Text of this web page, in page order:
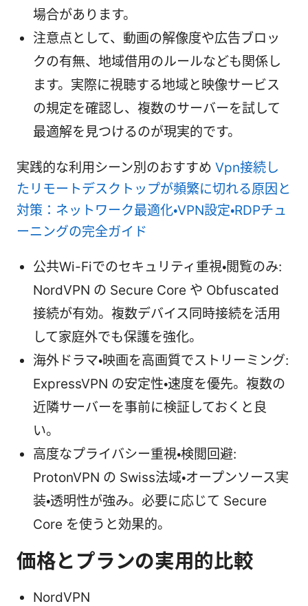
場合があります。
注意点として、動画の解像度や広告ブロッ
クの有無、地域借用のルールなども関係し
ます。実際に視聴する地域と映像サービス
の規定を確認し、複数のサーバーを試して
最適解を見つけるのが現実的です。
実践的な利用シーン別のおすすめ Vpn接続し
たリモートデスクトップが頻繁に切れる原因と
対策：ネットワーク最適化・VPN設定・RDPチュ
ーニングの完全ガイド
公共Wi-Fiでのセキュリティ重視・閲覧のみ:
NordVPN の Secure Core や Obfuscated
接続が有効。複数デバイス同時接続を活用
して家庭外でも保護を強化。
海外ドラマ・映画を高画質でストリーミング:
ExpressVPN の安定性・速度を優先。複数の
近隣サーバーを事前に検証しておくと良
い。
高度なプライバシー重視・検閲回避:
ProtonVPN の Swiss法域・オープンソース実
装・透明性が強み。必要に応じて Secure
Core を使うと効果的。
価格とプランの実用的比較
NordVPN